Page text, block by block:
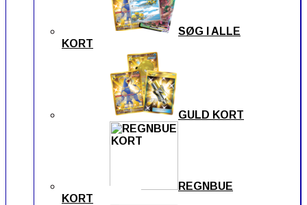
SØG I ALLE
KORT
GULD KORT
REGNBUE
KORT